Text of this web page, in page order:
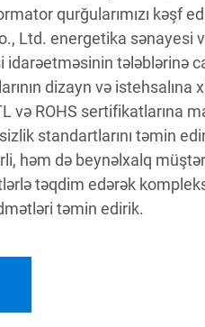
qurğularımızı kəşf
Ltd. energetika sənayesi
tələblərinə
dizayn və istehsalına
və ROHS sertifikatlarına
standartlarını təmin
həm də beynəlxalq
təqdim edərək
təmin edirik.